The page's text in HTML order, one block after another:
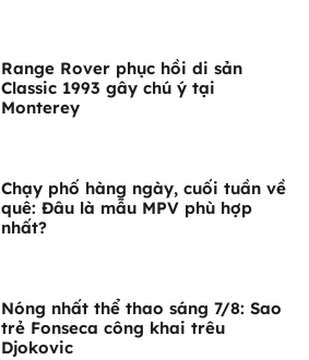
Range Rover phục hồi di sản
Classic 1993 gây chú ý tại
Monterey
Chạy phố hàng ngày, cuối tuần về
quê: Đâu là mẫu MPV phù hợp
nhất?
Nóng nhất thể thao sáng 7/8: Sao
trẻ Fonseca công khai trêu
Djokovic